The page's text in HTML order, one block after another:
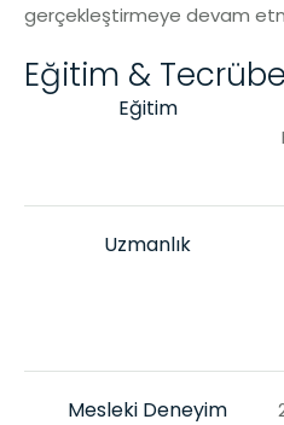
gerçekleştirmeye devam
Eğitim & Tecrübe
Eğitim
Uzmanlık
Mesleki Deneyim